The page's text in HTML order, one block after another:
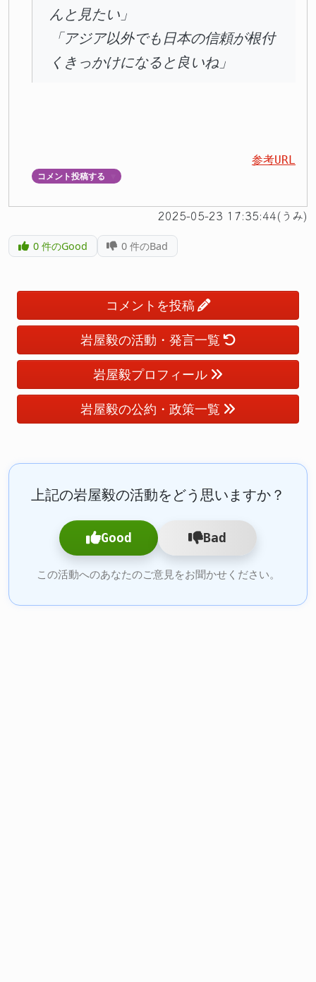
んと見たい」
「アジア以外でも日本の信頼が根付
くきっかけになると良いね」
参考URL
コメント投稿する
2025-05-23 17:35:44(うみ)
0件のGood 0 件のBad
コメントを投稿
岩屋毅の活動・発言一覧
岩屋毅プロフィール
岩屋毅の公約・政策一覧
上記の岩屋毅の活動をどう思いますか？
Good Bad
この活動へのあなたのご意見をお聞かせください。